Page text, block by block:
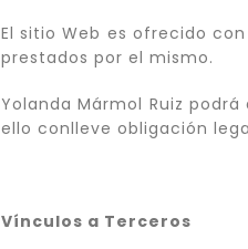
El sitio Web es ofrecido
prestados por el mismo.
Yolanda Mármol Ruiz
ello conlleve obligación
Vínculos a Terceros